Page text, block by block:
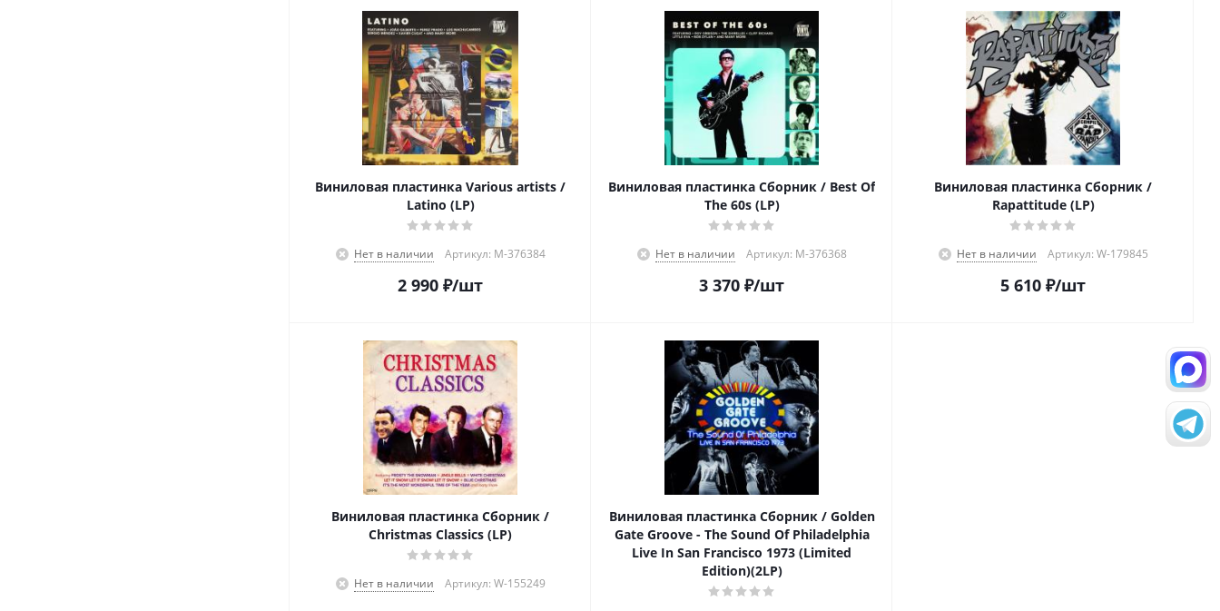
Виниловая пластинка Various artists /
Latino (LP)
Нет в наличии Артикул: M-376384
2 990 ₽/шт
Виниловая пластинка Сборник / Best Of
The 60s (LP)
Нет в наличии Артикул: M-376368
3 370 ₽/шт
Виниловая пластинка Сборник /
Rapattitude (LP)
Нет в наличии Артикул: W-179845
5 610 ₽/шт
Виниловая пластинка Сборник /
Christmas Classics (LP)
Нет в наличии Артикул: W-155249
Виниловая пластинка Сборник / Golden
Gate Groove - The Sound Of Philadelphia
Live In San Francisco 1973 (Limited
Edition)(2LP)